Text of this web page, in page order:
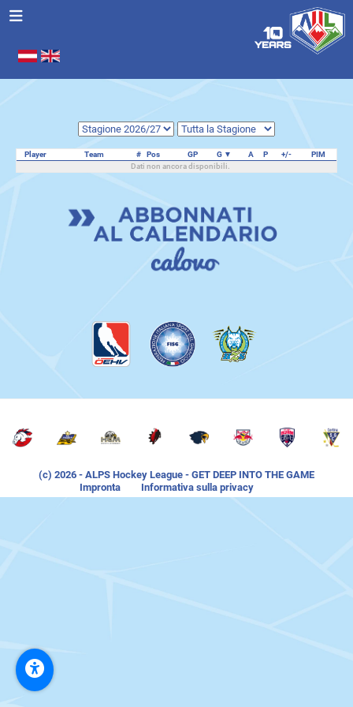
Seleziona la tua lingua
Player Team # Pos GP G A P +/-
PIM
Dati non ancora disponibili.
(c) 2026 - ALPS Hockey League - GET DEEP INTO THE GAME
Impronta
Informativa sulla privacy